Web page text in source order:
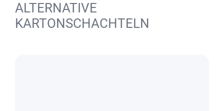
ALTERNATIVE
KARTONSCHACHTELN